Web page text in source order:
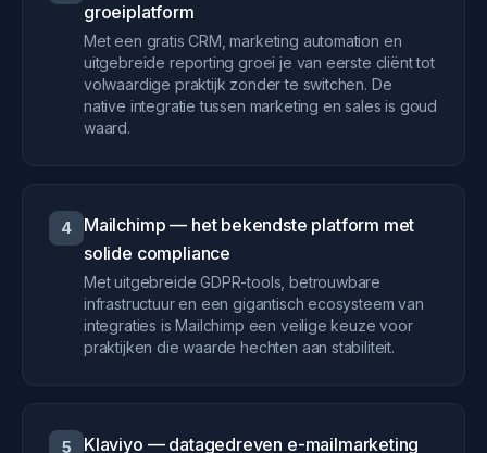
groeiplatform
Met een gratis CRM, marketing automation en
uitgebreide reporting groei je van eerste cliënt tot
volwaardige praktijk zonder te switchen. De
native integratie tussen marketing en sales is goud
waard.
4
Mailchimp — het bekendste platform met
solide compliance
Met uitgebreide GDPR-tools, betrouwbare
infrastructuur en een gigantisch ecosysteem van
integraties is Mailchimp een veilige keuze voor
praktijken die waarde hechten aan stabiliteit.
5
Klaviyo — datagedreven e-mailmarketing